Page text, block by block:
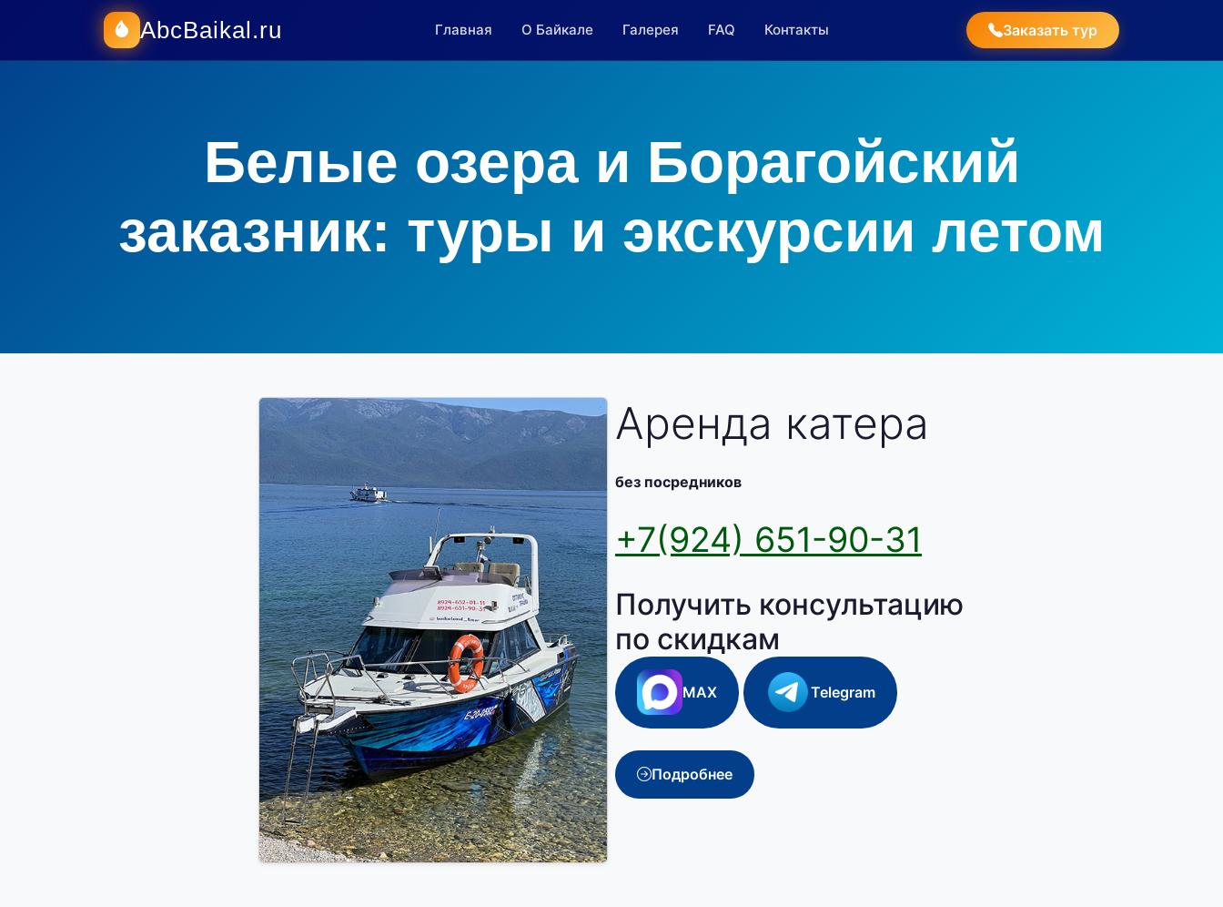
AbcBaikal.ru Главная О Байкале Галерея FAQ Контакты Заказать тур
Белые озера и Борагойский
заказник: туры и экскурсии летом
Аренда катера
без посредников
+7(924) 651-90-31
Получить консультацию
по скидкам
MAX Telegram
Подробнее